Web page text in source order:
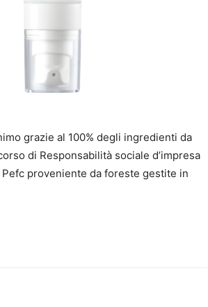
grazie al 100% degli ingredienti da
di Responsabilità sociale d’impresa
proveniente da foreste gestite in